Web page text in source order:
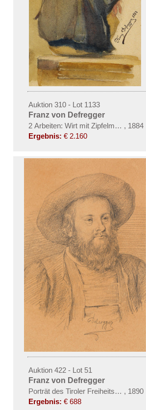
Auktion 310 - Lot 1133
Franz von Defregger
2 Arbeiten: Wirt mit Zipfelmütze.
, 1884
Ergebnis: € 2.160
Auktion 422 - Lot 51
Franz von Defregger
Porträt des Tiroler
, 1890
Ergebnis: € 688